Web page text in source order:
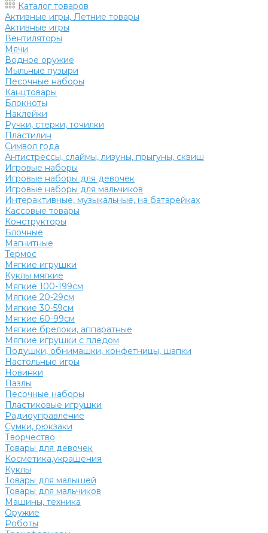
Каталог товаров
Активные игры, Летние товары
Активные игры
Вентиляторы
Мячи
Водное оружие
Мыльные пузыри
Песочные наборы
Канцтовары
Блокноты
Наклейки
Ручки, стерки, точилки
Пластилин
Символ года
Антистрессы, слаймы, лизуны, прыгуны, сквиш
Игровые наборы
Игровые наборы для девочек
Игровые наборы для мальчиков
Интерактивные, музыкальные, на батарейках
Кассовые товары
Конструкторы
Блочные
Магнитные
Термос
Мягкие игрушки
Куклы мягкие
Мягкие 100-199см
Мягкие 20-29см
Мягкие 30-59см
Мягкие 60-99см
Мягкие брелоки, аппаратные
Мягкие игрушки с пледом
Подушки, обнимашки, конфетницы, шапки
Настольные игры
Новинки
Пазлы
Песочные наборы
Пластиковые игрушки
Радиоуправление
Сумки, рюкзаки
Творчество
Товары для девочек
Косметика,украшения
Куклы
Товары для малышей
Товары для мальчиков
Машины, техника
Оружие
Роботы